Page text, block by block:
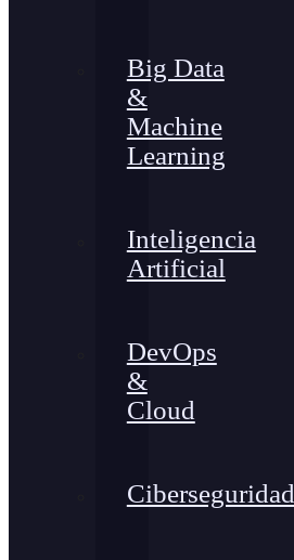
Big Data
&
Machine
Learning
Inteligencia
Artificial
DevOps
&
Cloud
Ciberseguridad